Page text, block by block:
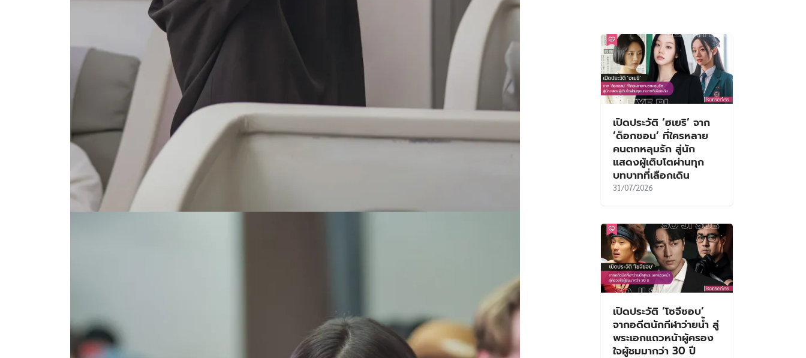
เปิดประวัติ ‘ฮเยริ’ จาก
‘ด็อกซอน’ ที่ใครหลาย
คนตกหลุมรัก สู่นัก
แสดงผู้เติบโตผ่านทุก
บทบาทที่เลือกเดิน
31/07/2026
เปิดประวัติ ‘โซจีซอบ’
จากอดีตนักกีฬาว่ายน้ำ สู่
พระเอกแถวหน้าผู้ครอง
ใจผู้ชมมากว่า 30 ปี